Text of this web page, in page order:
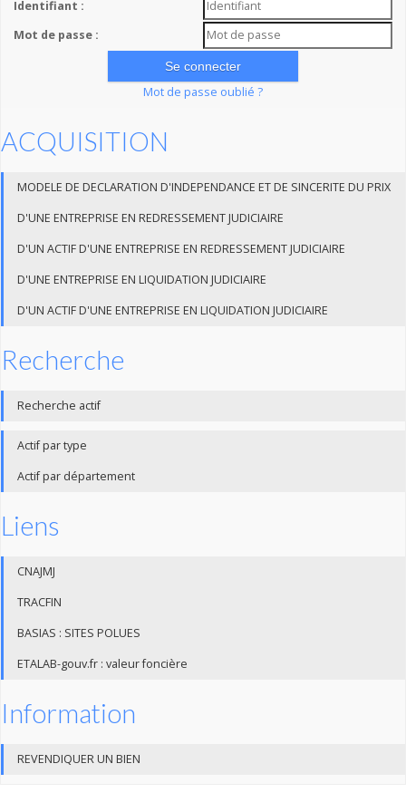
Identifiant :
Mot de passe :
Mot de passe oublié ?
ACQUISITION
MODELE DE DECLARATION D'INDEPENDANCE ET DE SINCERITE DU PRIX
D'UNE ENTREPRISE EN REDRESSEMENT JUDICIAIRE
D'UN ACTIF D'UNE ENTREPRISE EN REDRESSEMENT JUDICIAIRE
D'UNE ENTREPRISE EN LIQUIDATION JUDICIAIRE
D'UN ACTIF D'UNE ENTREPRISE EN LIQUIDATION JUDICIAIRE
Recherche
Recherche actif
Actif par type
Actif par département
Liens
CNAJMJ
TRACFIN
BASIAS : SITES POLUES
ETALAB-gouv.fr : valeur foncière
Information
REVENDIQUER UN BIEN